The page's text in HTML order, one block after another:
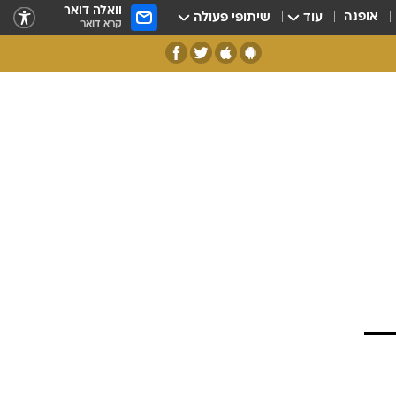
אופנה עוד שיתופי פעולה וואלה דואר
קרא דואר